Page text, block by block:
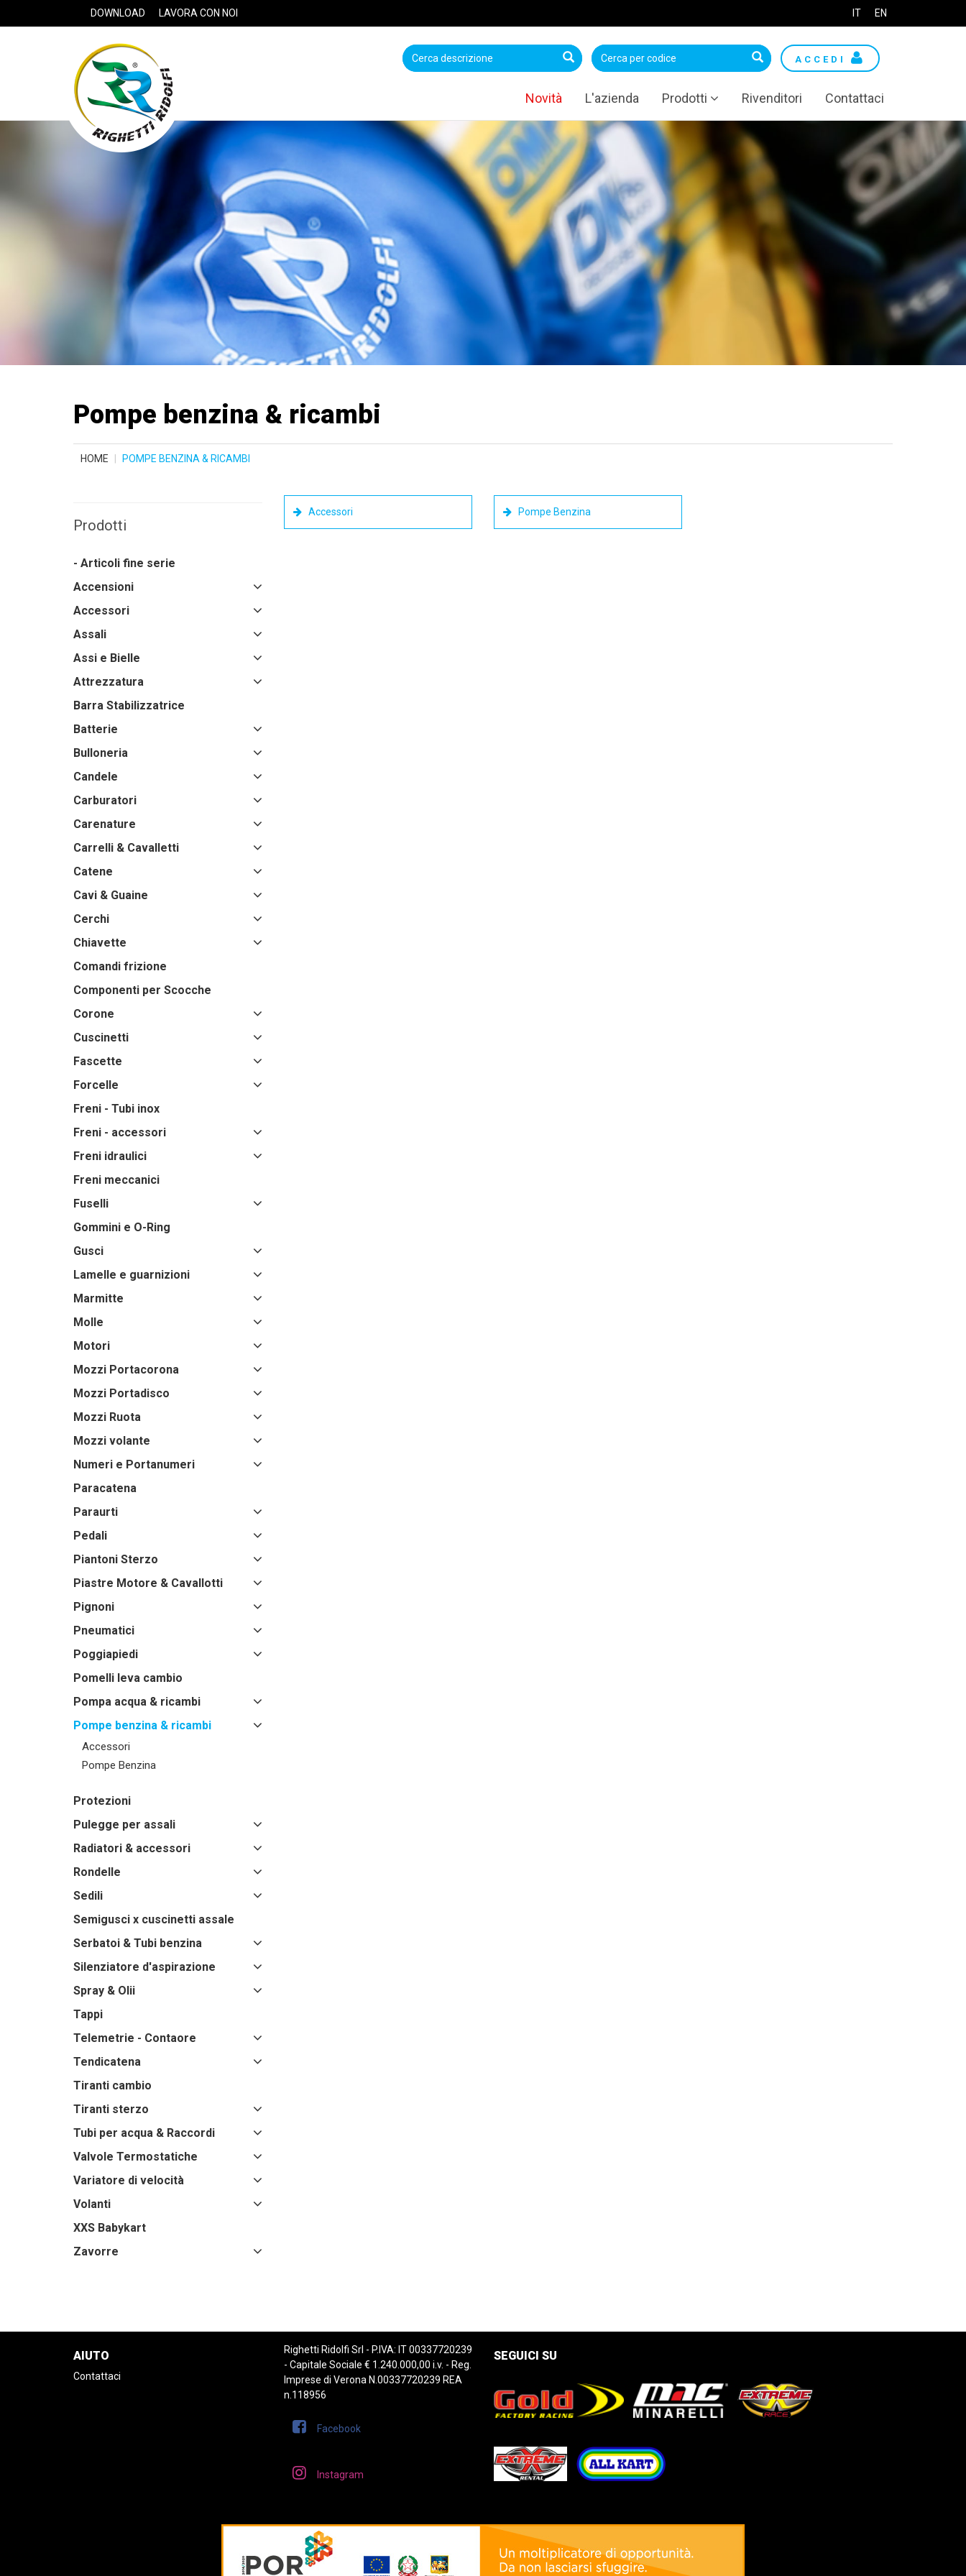
DOWNLOAD LAVORA CON NOI IT EN
ACCEDI
Novità L'azienda Prodotti Rivenditori Contattaci
Pompe benzina & ricambi
HOME POMPE BENZINA & RICAMBI
Prodotti
- Articoli fine serie
Accensioni
Accessori
Assali
Assi e Bielle
Attrezzatura
Barra Stabilizzatrice
Batterie
Bulloneria
Candele
Carburatori
Carenature
Carrelli & Cavalletti
Catene
Cavi & Guaine
Cerchi
Chiavette
Comandi frizione
Componenti per Scocche
Corone
Cuscinetti
Fascette
Forcelle
Freni - Tubi inox
Freni - accessori
Freni idraulici
Freni meccanici
Fuselli
Gommini e O-Ring
Gusci
Lamelle e guarnizioni
Marmitte
Molle
Motori
Mozzi Portacorona
Mozzi Portadisco
Mozzi Ruota
Mozzi volante
Numeri e Portanumeri
Paracatena
Paraurti
Pedali
Piantoni Sterzo
Piastre Motore & Cavallotti
Pignoni
Pneumatici
Poggiapiedi
Pomelli leva cambio
Pompa acqua & ricambi
Pompe benzina & ricambi
Accessori
Pompe Benzina
Protezioni
Pulegge per assali
Radiatori & accessori
Rondelle
Sedili
Semigusci x cuscinetti assale
Serbatoi & Tubi benzina
Silenziatore d'aspirazione
Spray & Olii
Tappi
Telemetrie - Contaore
Tendicatena
Tiranti cambio
Tiranti sterzo
Tubi per acqua & Raccordi
Valvole Termostatiche
Variatore di velocità
Volanti
XXS Babykart
Zavorre
Accessori Pompe Benzina
AIUTO
Contattaci
Righetti Ridolfi Srl - P.IVA: IT 00337720239
- Capitale Sociale € 1.240.000,00 i.v. - Reg.
Imprese di Verona N.00337720239 REA
n.118956
Facebook
Instagram
SEGUICI SU